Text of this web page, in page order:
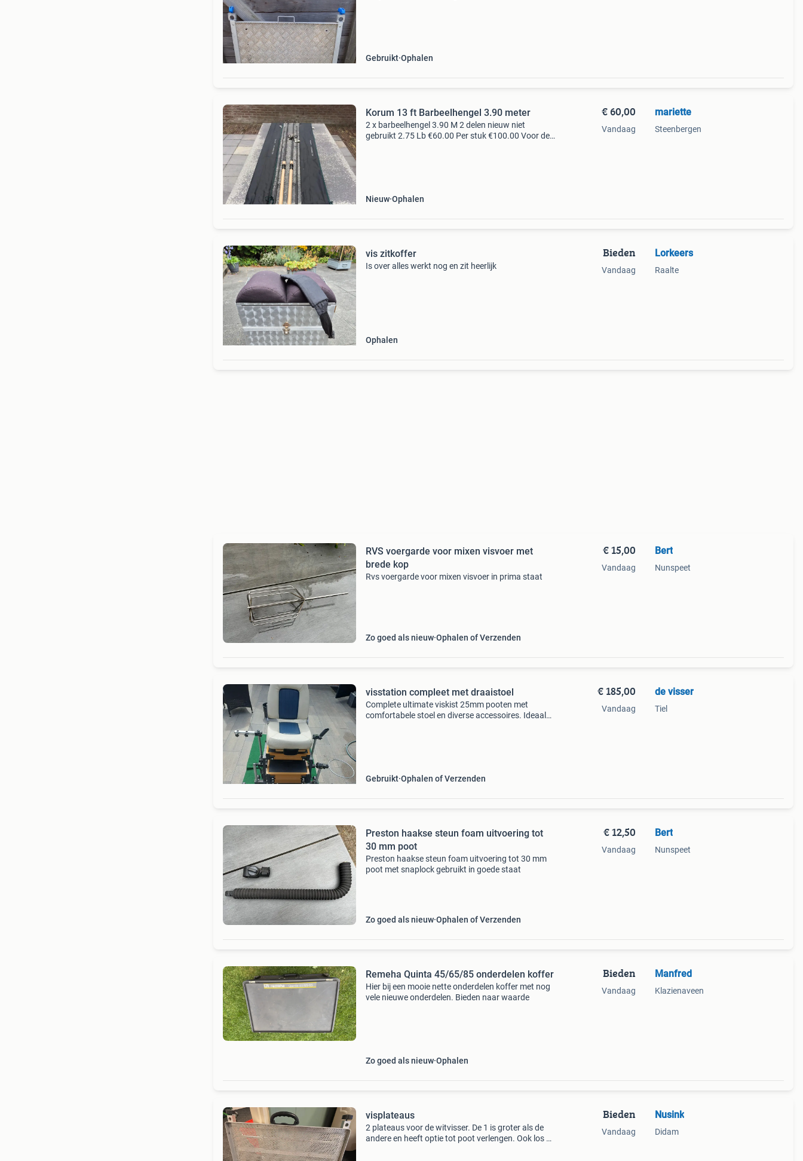
Gebruikt Ophalen
Korum 13 ft Barbeelhengel 3.90 meter
2 x barbeelhengel 3.90 M 2 delen nieuw niet
gebruikt 2.75 Lb €60.00 Per stuk €100.00 Voor de
Nieuw Ophalen
€ 60,00
Vandaag
mariette
Steenbergen
vis zitkoffer
Is over alles werkt nog en zit heerlijk
Ophalen
Bieden
Vandaag
Lorkeers
Raalte
RVS voergarde voor mixen visvoer met
brede kop
Rvs voergarde voor mixen visvoer in prima staat
Zo goed als nieuw Ophalen of Verzenden
€ 15,00
Vandaag
Bert
Nunspeet
visstation compleet met draaistoel
Complete ultimate viskist 25mm pooten met
comfortabele stoel en diverse accessoires. Ideaal
Gebruikt Ophalen of Verzenden
€ 185,00
Vandaag
de visser
Tiel
Preston haakse steun foam uitvoering tot
30 mm poot
Preston haakse steun foam uitvoering tot 30 mm
poot met snaplock gebruikt in goede staat
Zo goed als nieuw Ophalen of Verzenden
€ 12,50
Vandaag
Bert
Nunspeet
Remeha Quinta 45/65/85 onderdelen koffer
Hier bij een mooie nette onderdelen koffer met nog
vele nieuwe onderdelen. Bieden naar waarde
Zo goed als nieuw Ophalen
Bieden
Vandaag
Manfred
Klazienaveen
visplateaus
2 plateaus voor de witvisser. De 1 is groter als de
andere en heeft optie tot poot verlengen. Ook los af
Bieden
Vandaag
Nusink
Didam